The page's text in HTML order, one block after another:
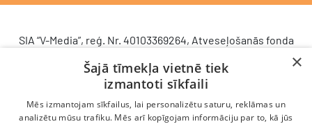
SIA “V-Media”, reģ. Nr. 40103369264, Atveseļošanās fonda
komercdarbības procesu uzlabošanā - ieviesta klientu
attiecību pārvaldības sistēma (CRM). 2024. gada 16.
decembrī tika noslēgts līgums Nr. 9.2-17-L-2024/928 ar
Latvijas Investīciju un attīstības aģentūru par atbalsta
×
Šajā tīmekļa vietnē tiek
izmantoti sīkfaili
Mēs izmantojam sīkfailus, lai personalizētu saturu, reklāmas un
analizētu mūsu trafiku. Mēs arī kopīgojam informāciju par to, kā jūs